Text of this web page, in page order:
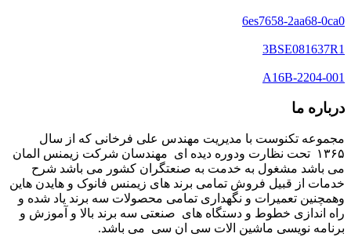
6es7658-2aa68-0ca0
3BSE081637R1
A16B-2204-001
درباره ما
مجموعه تکنوست با مدیریت مهندس علی فرخانی که از سال
۱۳۶۵ تحت نظارت ودوره دیده ای مهندسان شرکت زیمنس المان
می باشد مشغول به خدمت به صنعتگران کشور می باشد شرح
خدمات از قبیل فروش تمامی برند های زیمنس فانوک و هایدن هاین
وهمچنین تعمیرات و نگهداری تمامی محصولات سه برند یاد شده و
راه اندازی خطوط و دستگاه های صنعتی سه برند بالا و آموزش و
برنامه نویسی ماشین الات سی ان سی می باشد.